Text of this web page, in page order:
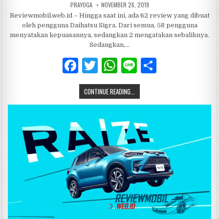
PRAYOGA NOVEMBER 26, 2019
Reviewmobil.web.id – Hingga saat ini, ada 62 review yang dibuat
oleh pengguna Daihatsu Sigra. Dari semua, 58 pengguna
menyatakan kepuasannya, sedangkan 2 mengatakan sebaliknya.
Sedangkan,…
F
a
c
b
o
o
k
T
w
it
r
W
h
at
A
p
p
Li
n
CONTINUE READING...